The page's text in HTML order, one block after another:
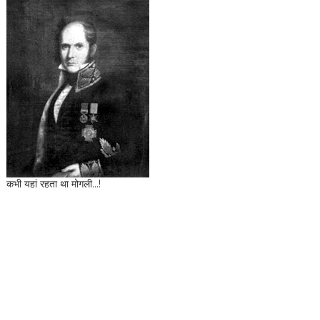
कभी यहां रहता था मोगली...!